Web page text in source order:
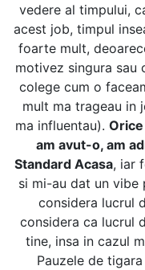
vedere al timpului,
acest job, timpul
foarte mult,
motivez singura sau
colege cum o
mult ma trageau in
ma influentau).
am avut-o, am
Standard Acasa, iar
si mi-au dat un vibe
considera lucrul
considera ca lucrul
tine, insa in cazul
Pauzele de